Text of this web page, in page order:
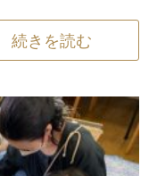
続きを読む